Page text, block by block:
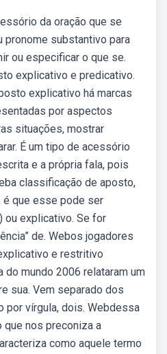
da oração que se
pronome substantivo para
ou especificar o que se.
explicativo e predicativo.
explicativo há marcas
por aspectos
situações, mostrar
É um tipo de acessório
e a própria fala, pois
classificação de aposto,
é que esse pode ser
explicativo. Se for
de. Webos jogadores
e restritivo
do mundo 2006 relataram um
sua. Vem separado dos
por vírgula, dois. Webdessa
que nos preconiza a
como aquele termo